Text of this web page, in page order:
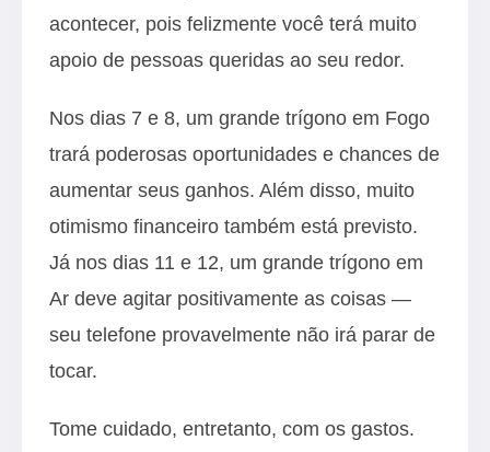
acontecer, pois felizmente você terá muito
apoio de pessoas queridas ao seu redor.
Nos dias 7 e 8, um grande trígono em Fogo
trará poderosas oportunidades e chances de
aumentar seus ganhos. Além disso, muito
otimismo financeiro também está previsto.
Já nos dias 11 e 12, um grande trígono em
Ar deve agitar positivamente as coisas —
seu telefone provavelmente não irá parar de
tocar.
Tome cuidado, entretanto, com os gastos.